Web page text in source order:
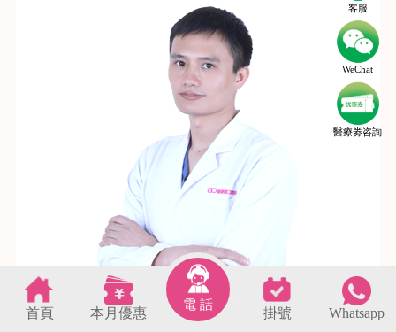
客服
WeChat
醫療劵咨詢
首頁 本月優惠
電 話
掛號 Whatsapp